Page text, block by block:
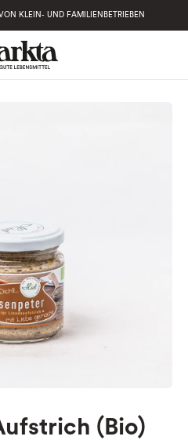
KLEIN- UND FAMILIENBETRIEBEN
(Bio)